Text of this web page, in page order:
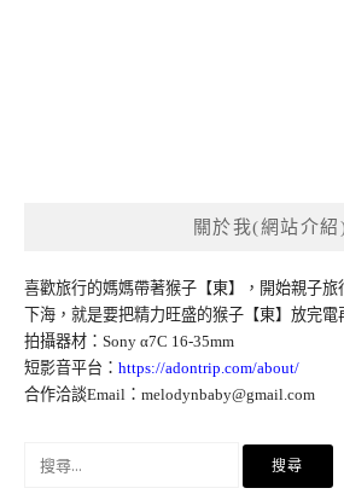
關於我(網站介紹
喜歡旅行的媽媽帶著猴子【東】，開始親子
下海，就是要把精力旺盛的猴子【東】放完電
拍攝器材：Sony α7C 16-35mm
短影音平台： https://adontrip.com/about/
合作洽談Email： melodynbaby@gmail.com